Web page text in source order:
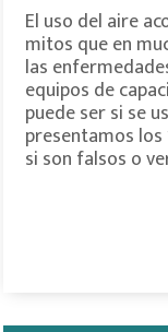
El uso del aire
mitos que en
las
equipos de
puede ser si se
presentamos
si son falsos o